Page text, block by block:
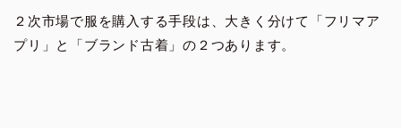
２次市場で服を購入する手段は、大きく分けて「フリマア
プリ」と「ブランド古着」の２つあります。